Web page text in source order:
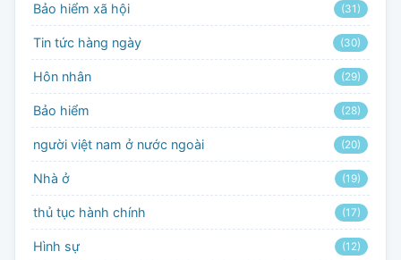
Bảo hiểm xã hội (31)
Tin tức hàng ngày (30)
Hôn nhân (29)
Bảo hiểm (28)
người việt nam ở nước ngoài (20)
Nhà ở (19)
thủ tục hành chính (17)
Hình sự (12)